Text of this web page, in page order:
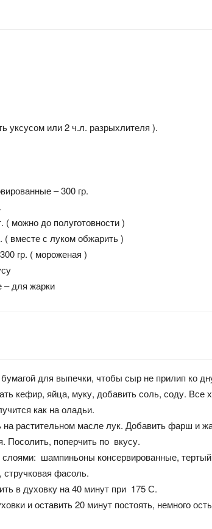
уксусом или 2 ч.л. разрыхлителя ).
– 300 гр.
( можно до полуготовности )
вместе с луком обжарить )
гр. ( мороженая )
– для жарки
для выпечки, чтобы сыр не прилип ко
кефир, яйца, муку, добавить соль, соду. Все
как на оладьи.
на растительном масле лук. Добавить фарш и
Посолить, поперчить по вкусу.
шампиньоны консервированные,
фасоль.
в духовку на 40 минут при 175 С.
и оставить 20 минут постоять, немного